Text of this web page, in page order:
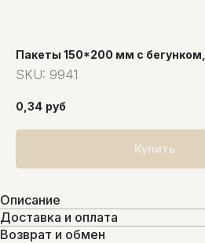
Пакеты 150*200 мм с
SKU: 9941
0,34 руб
Купить
Описание
Доставка и оплата
Возврат и обмен